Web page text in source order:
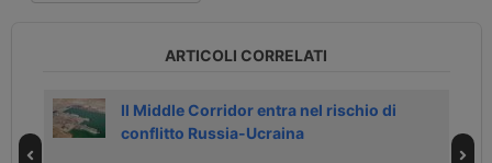
ARTICOLI CORRELATI
Il Middle Corridor entra nel rischio di
conflitto Russia-Ucraina